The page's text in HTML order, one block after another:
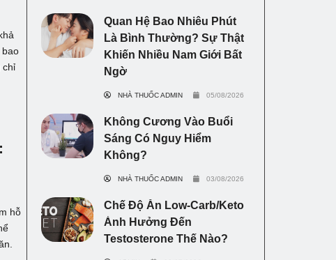
bao
chỉ
hỗ
Quan Hệ Bao Nhiêu Phút
Là Bình Thường? Sự Thật
Khiến Nhiều Nam Giới Bất
Ngờ
NHÀ THUỐC ADMIN 05/08/2026
Không Cương Vào Buổi
Sáng Có Nguy Hiểm
Không?
NHÀ THUỐC ADMIN 03/08/2026
Chế Độ Ăn Low-Carb/Keto
Ảnh Hưởng Đến
Testosterone Thế Nào?